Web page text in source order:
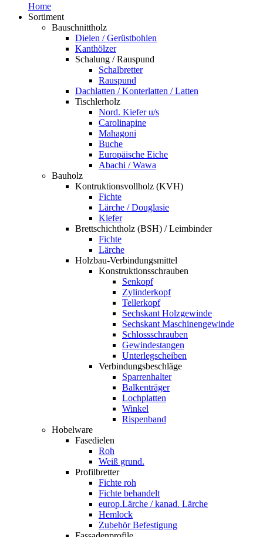
Home
Sortiment
Bauschnittholz
Dielen / Gerüstbohlen
Kanthölzer
Schalung / Rauspund
Schalbretter
Rauspund
Dachlatten / Konterlatten / Latten
Tischlerholz
Nord. Kiefer u/s
Carolinapine
Mahagoni
Buche
Europäische Eiche
Abachi / Wawa
Bauholz
Kontruktionsvollholz (KVH)
Fichte
Lärche / Douglasie
Kiefer
Brettschichtholz (BSH) / Leimbinder
Fichte
Lärche
Holzbau-Verbindungsmittel
Konstruktionsschrauben
Senkopf
Zylinderkopf
Tellerkopf
Sechskant Holzgewinde
Sechskant Maschinengewinde
Schlossschrauben
Gewindestangen
Unterlegscheiben
Verbindungsbeschläge
Sparrenhalter
Balkenträger
Lochplatten
Winkel
Rispenband
Hobelware
Fasedielen
Roh
Weiß grund.
Profilbretter
Fichte roh
Fichte behandelt
europ.Lärche / kanad. Lärche
Hemlock
Zubehör Befestigung